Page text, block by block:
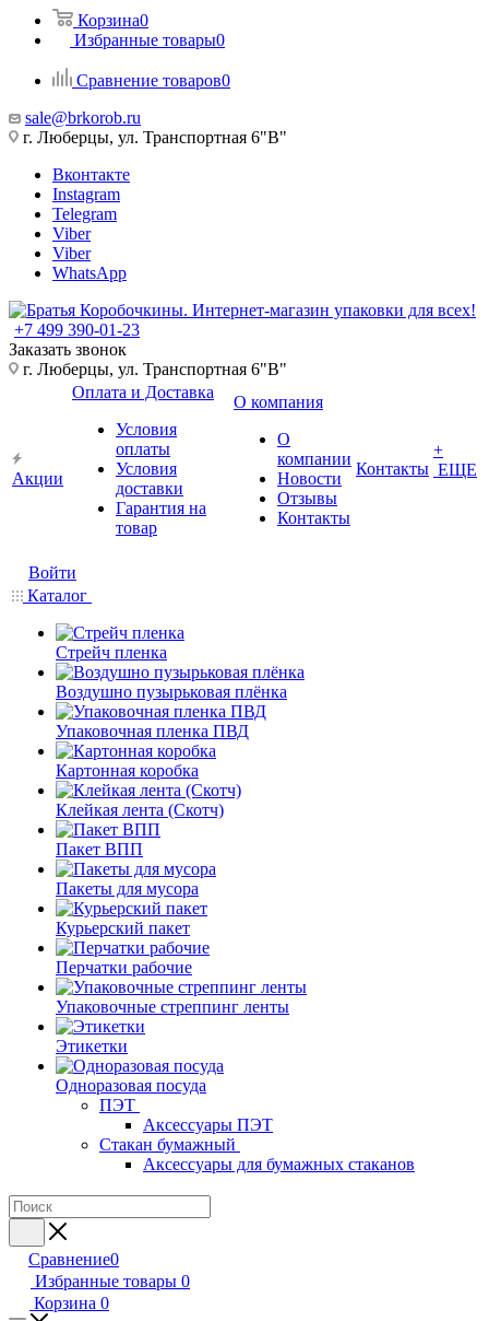
Корзина0
Избранные товары0
Сравнение товаров0
sale@brkorob.ru
г. Люберцы, ул. Транспортная 6"В"
Вконтакте
Instagram
Telegram
Viber
Viber
WhatsApp
+7 499 390-01-23
Заказать звонок
г. Люберцы, ул. Транспортная 6"В"
Акции
Оплата и Доставка
Условия
оплаты
Условия
доставки
Гарантия на
товар
О компания
О
компании
Новости
Отзывы
Контакты
Контакты
+
ЕЩЕ
Войти
Каталог
Стрейч пленка
Воздушно пузырьковая плёнка
Упаковочная пленка ПВД
Картонная коробка
Клейкая лента (Скотч)
Пакет ВПП
Пакеты для мусора
Курьерский пакет
Перчатки рабочие
Упаковочные стреппинг ленты
Этикетки
Одноразовая посуда
ПЭТ
Аксессуары ПЭТ
Стакан бумажный
Аксессуары для бумажных стаканов
Сравнение0
Избранные товары 0
Корзина 0